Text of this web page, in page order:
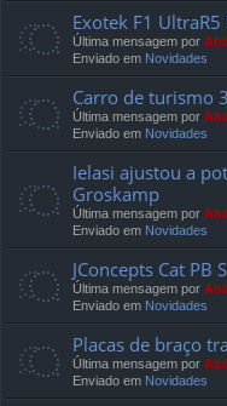
Exotek F1 UltraR5
Última mensagem por
Enviado em Novidades
Carro de turismo
Última mensagem por
Enviado em Novidades
Ielasi ajustou a
Groskamp
Última mensagem por
Enviado em Novidades
JConcepts Cat PB
Última mensagem por
Enviado em Novidades
Placas de braço
Última mensagem por
Enviado em Novidades